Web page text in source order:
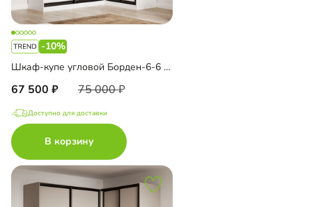
-10%
Шкаф-купе угловой Борден-6-6 1600
67 500 75 000
Доступно для доставки
В корзину